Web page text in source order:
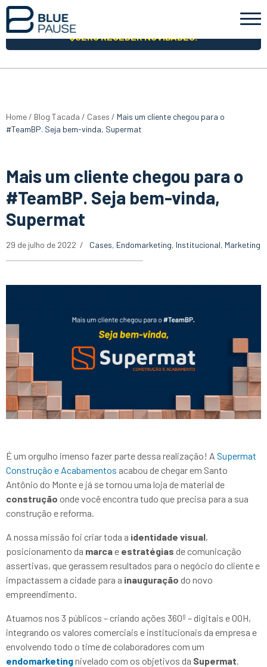
QUERO RECEBER NOVIDADES!
Home / Blog Tacada / Cases / Mais um cliente chegou para o
#TeamBP. Seja bem-vinda, Supermat
Mais um cliente chegou para o
#TeamBP. Seja bem-vinda,
Supermat
29 de julho de 2022 Cases, Endomarketing, Institucional, Marketing
É um orgulho imenso fazer parte dessa realização! A Supermat
Construção e Acabamentos acabou de chegar em Santo
Antônio do Monte e já se tornou uma loja de material de
construção onde você encontra tudo que precisa para a sua
construção e reforma.
A nossa missão foi criar toda a identidade visual,
posicionamento da marcae estratégias de comunicação
assertivas, que gerassem resultados para o negócio do cliente e
impactassem a cidade para a inauguração do novo
empreendimento.
Atuamos nos 3 públicos – criando ações 360º – digitais e OOH,
integrando os valores comerciais e institucionais da empresa e
envolvendo todo o time de colaboradores com um
endomarketingnivelado com os objetivos da Supermat.